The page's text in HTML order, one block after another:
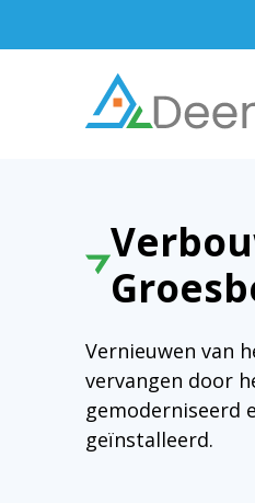
Vernieuwen van
vervangen door
gemoderniseerd
geïnstalleerd.